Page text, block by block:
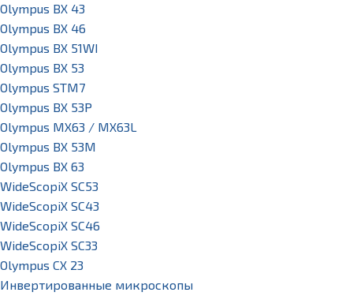
Olympus BX 43
Olympus BX 46
Olympus BX 51WI
Olympus BX 53
Olympus STM7
Olympus BX 53P
Olympus MX63 / MX63L
Olympus BX 53M
Olympus BX 63
WideScopiX SC53
WideScopiX SC43
WideScopiX SC46
WideScopiX SC33
Olympus CX 23
Инвертированные микроскопы